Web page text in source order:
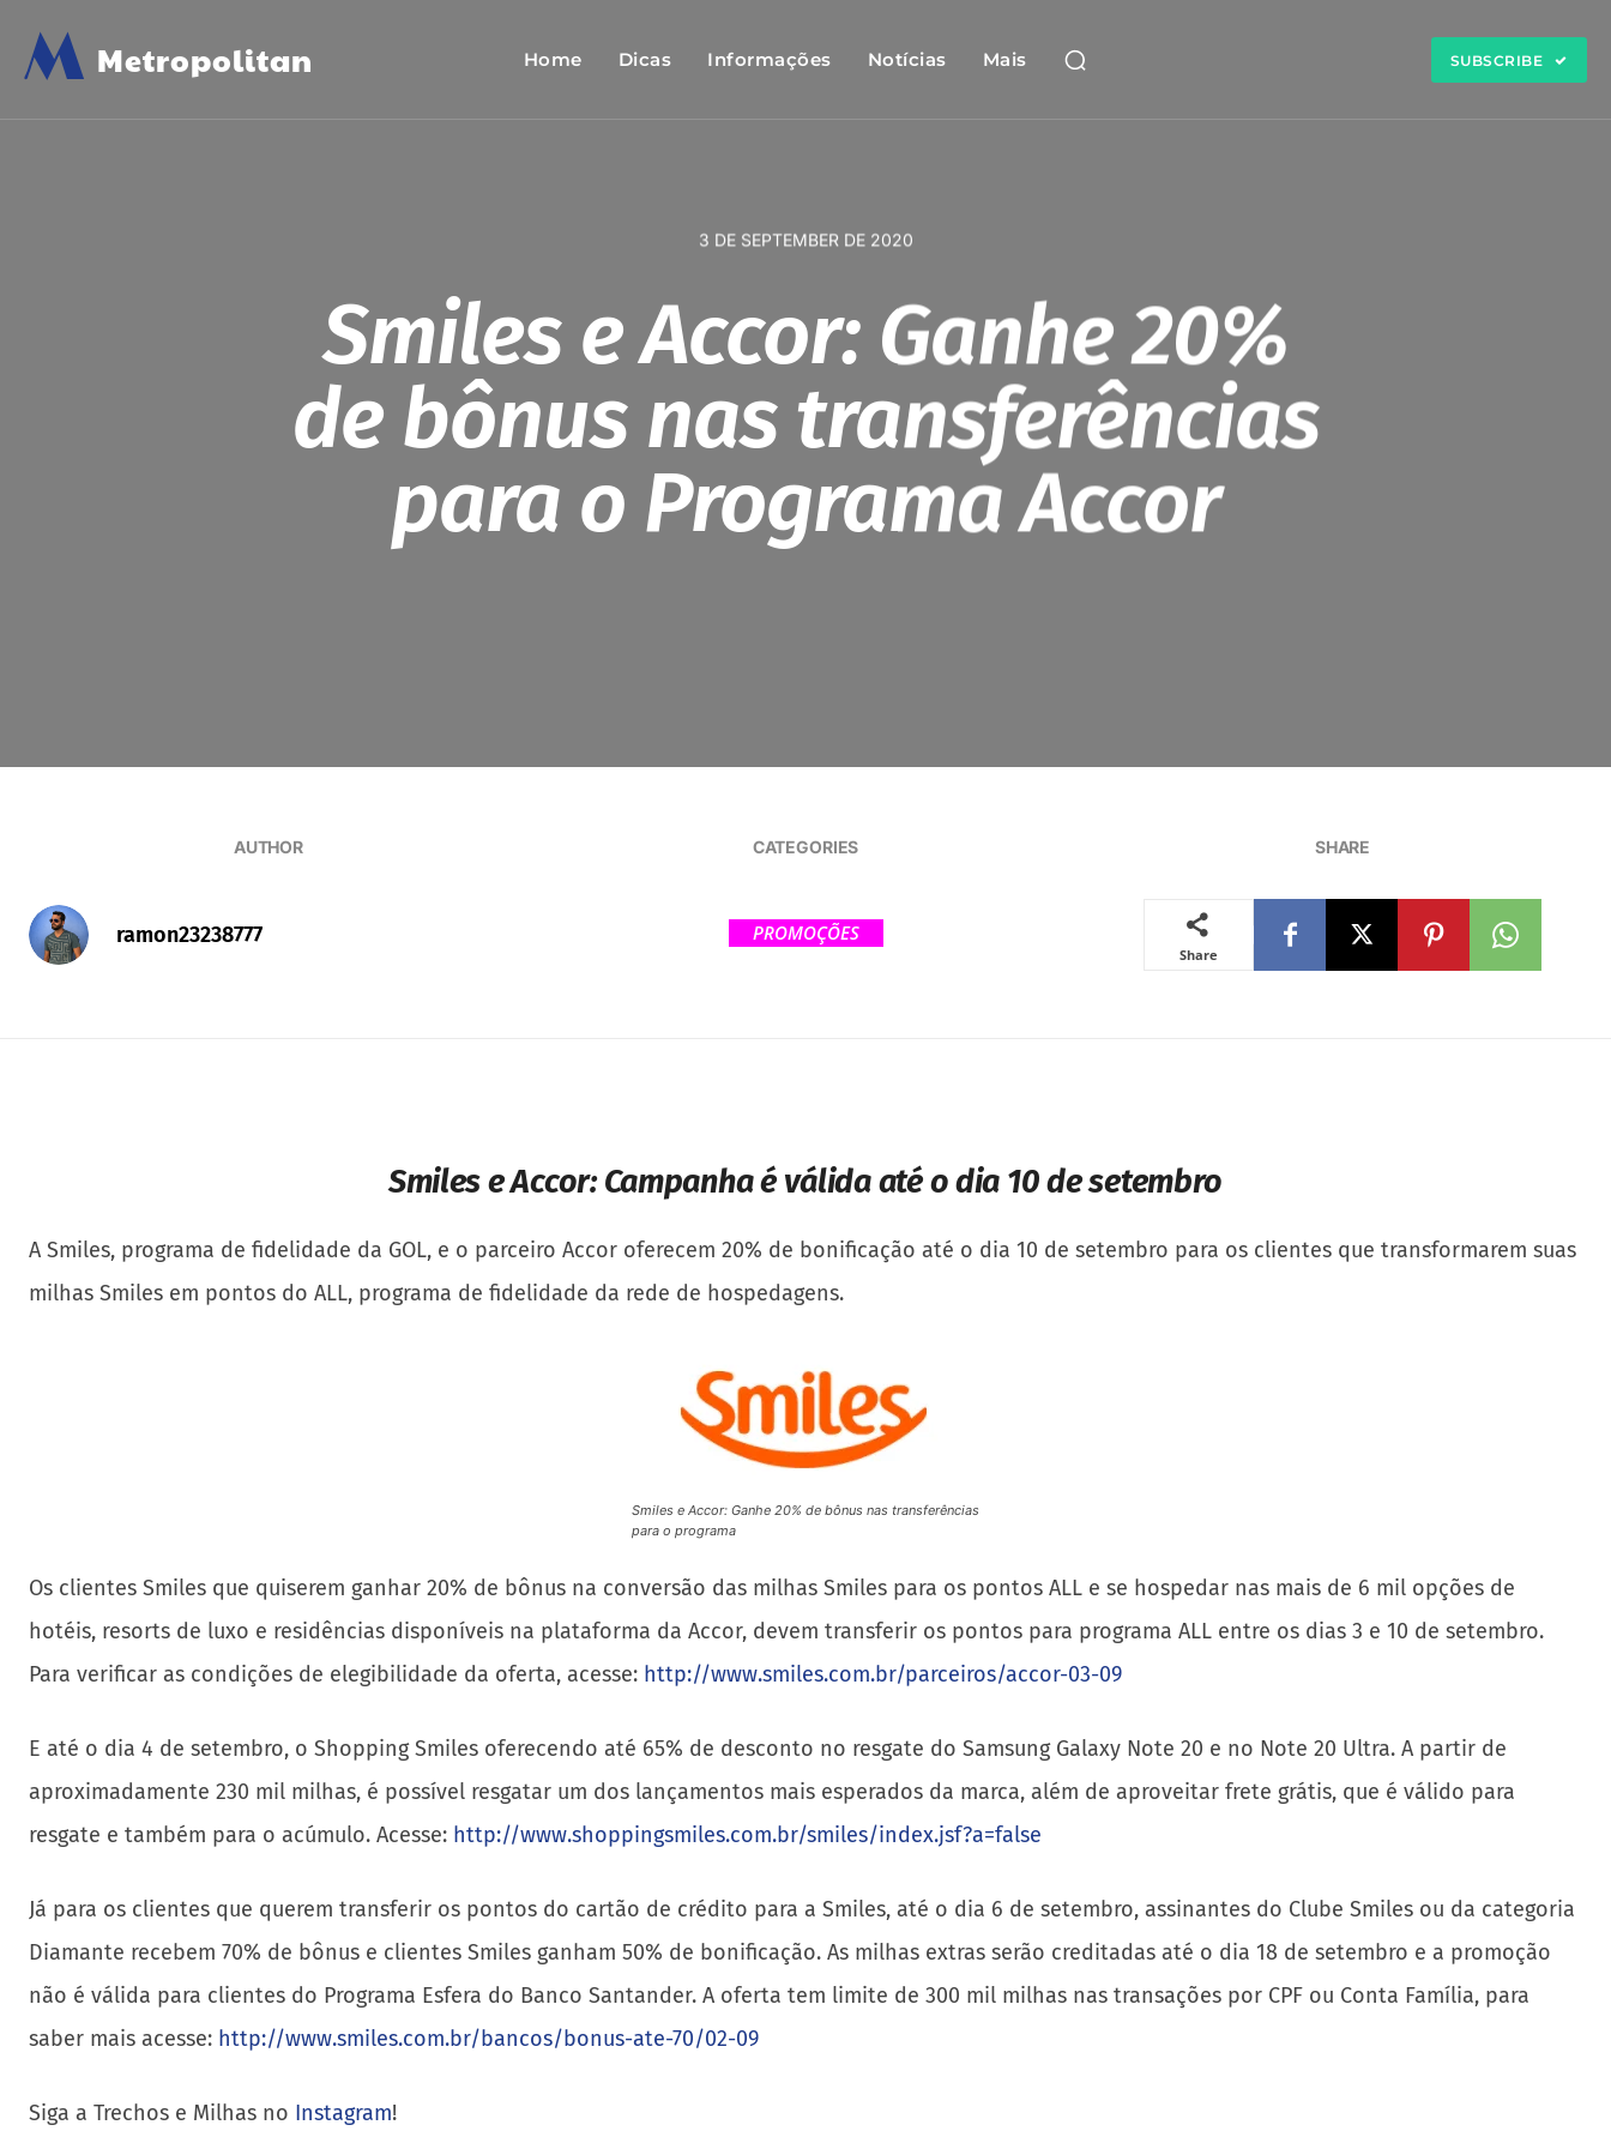
M Metropolitan Home Dicas Informações Notícias Mais SUBSCRIBE
3 DE SEPTEMBER DE 2020
Smiles e Accor: Ganhe 20%
de bônus nas transferências
para o Programa Accor
AUTHOR
ramon23238777
CATEGORIES
PROMOÇÕES
SHARE
Share
Smiles e Accor:Campanha é válida até o dia 10 de setembro
A Smiles, programa de fidelidade da GOL, e o parceiro Accor oferecem 20% de bonificação até o dia 10 de setembro para os clientes que transformarem suas
milhas Smiles em pontos do ALL, programa de fidelidade da rede de hospedagens.
Smiles e Accor: Ganhe 20% de bônus nas transferências
para o programa
Os clientes Smiles que quiserem ganhar 20% de bônus na conversão das milhas Smiles para os pontos ALL e se hospedar nas mais de 6 mil opções de
hotéis, resorts de luxo e residências disponíveis na plataforma da Accor, devem transferir os pontos para programa ALL entre os dias 3 e 10 de setembro.
Para verificar as condições de elegibilidade da oferta, acesse: http://www.smiles.com.br/parceiros/accor-03-09
E até o dia 4 de setembro, o Shopping Smiles oferecendo até 65% de desconto no resgate do Samsung Galaxy Note 20 e no Note 20 Ultra. A partir de
aproximadamente 230 mil milhas, é possível resgatar um dos lançamentos mais esperados da marca, além de aproveitar frete grátis, que é válido para
resgate e também para o acúmulo. Acesse: http://www.shoppingsmiles.com.br/smiles/index.jsf?a=false
Já para os clientes que querem transferir os pontos do cartão de crédito para a Smiles, até o dia 6 de setembro, assinantes do Clube Smiles ou da categoria
Diamante recebem 70% de bônus e clientes Smiles ganham 50% de bonificação. As milhas extras serão creditadas até o dia 18 de setembro e a promoção
não é válida para clientes do Programa Esfera do Banco Santander. A oferta tem limite de 300 mil milhas nas transações por CPF ou Conta Família, para
saber mais acesse: http://www.smiles.com.br/bancos/bonus-ate-70/02-09
Siga a Trechos e Milhas no Instagram!